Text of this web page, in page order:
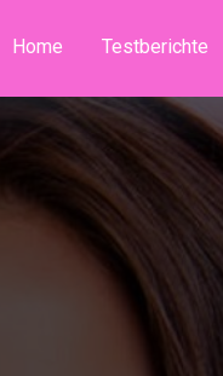
Home Testberichte